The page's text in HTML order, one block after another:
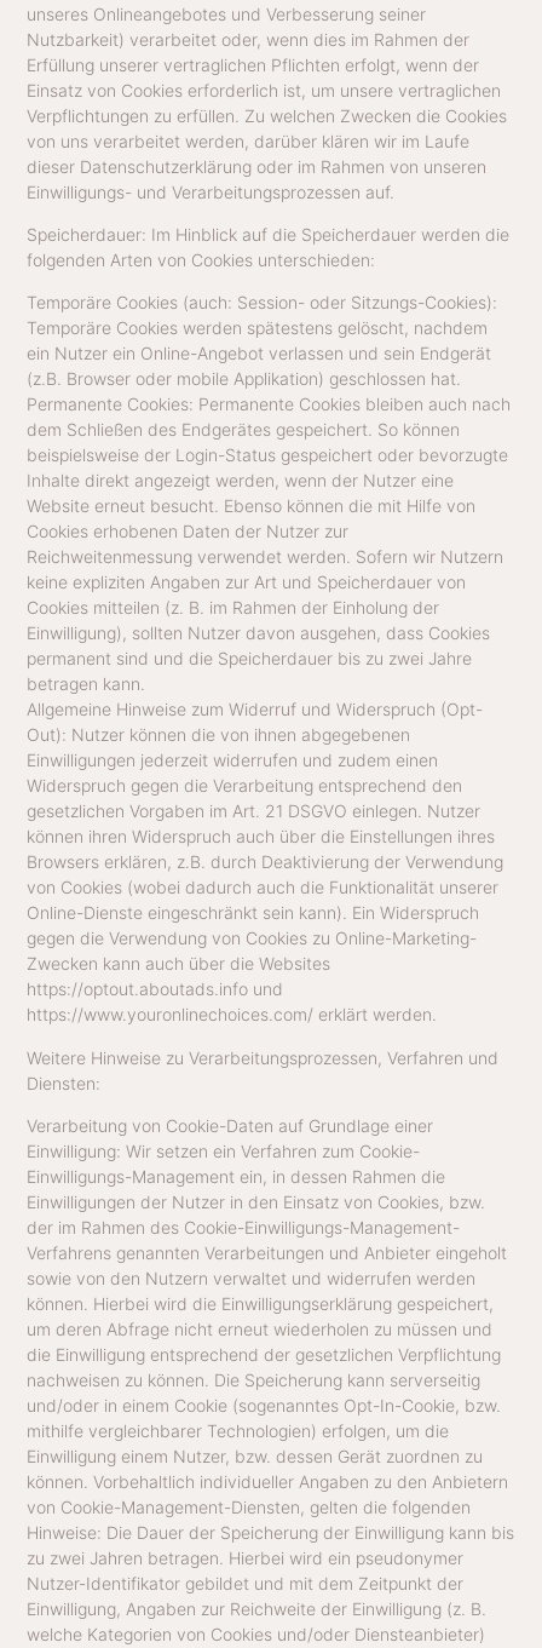
unseres Onlineangebotes und Verbesserung seiner
Nutzbarkeit) verarbeitet oder, wenn dies im Rahmen der
Erfüllung unserer vertraglichen Pflichten erfolgt, wenn der
Einsatz von Cookies erforderlich ist, um unsere vertraglichen
Verpflichtungen zu erfüllen. Zu welchen Zwecken die Cookies
von uns verarbeitet werden, darüber klären wir im Laufe
dieser Datenschutzerklärung oder im Rahmen von unseren
Einwilligungs- und Verarbeitungsprozessen auf.
Speicherdauer: Im Hinblick auf die Speicherdauer werden die
folgenden Arten von Cookies unterschieden:
Temporäre Cookies (auch: Session- oder Sitzungs-Cookies):
Temporäre Cookies werden spätestens gelöscht, nachdem
ein Nutzer ein Online-Angebot verlassen und sein Endgerät
(z.B. Browser oder mobile Applikation) geschlossen hat.
Permanente Cookies: Permanente Cookies bleiben auch nach
dem Schließen des Endgerätes gespeichert. So können
beispielsweise der Login-Status gespeichert oder bevorzugte
Inhalte direkt angezeigt werden, wenn der Nutzer eine
Website erneut besucht. Ebenso können die mit Hilfe von
Cookies erhobenen Daten der Nutzer zur
Reichweitenmessung verwendet werden. Sofern wir Nutzern
keine expliziten Angaben zur Art und Speicherdauer von
Cookies mitteilen (z. B. im Rahmen der Einholung der
Einwilligung), sollten Nutzer davon ausgehen, dass Cookies
permanent sind und die Speicherdauer bis zu zwei Jahre
betragen kann.
Allgemeine Hinweise zum Widerruf und Widerspruch (Opt-
Out): Nutzer können die von ihnen abgegebenen
Einwilligungen jederzeit widerrufen und zudem einen
Widerspruch gegen die Verarbeitung entsprechend den
gesetzlichen Vorgaben im Art. 21 DSGVO einlegen. Nutzer
können ihren Widerspruch auch über die Einstellungen ihres
Browsers erklären, z.B. durch Deaktivierung der Verwendung
von Cookies (wobei dadurch auch die Funktionalität unserer
Online-Dienste eingeschränkt sein kann). Ein Widerspruch
gegen die Verwendung von Cookies zu Online-Marketing-
Zwecken kann auch über die Websites
https://optout.aboutads.info und
https://www.youronlinechoices.com/ erklärt werden.
Weitere Hinweise zu Verarbeitungsprozessen, Verfahren und
Diensten:
Verarbeitung von Cookie-Daten auf Grundlage einer
Einwilligung: Wir setzen ein Verfahren zum Cookie-
Einwilligungs-Management ein, in dessen Rahmen die
Einwilligungen der Nutzer in den Einsatz von Cookies, bzw.
der im Rahmen des Cookie-Einwilligungs-Management-
Verfahrens genannten Verarbeitungen und Anbieter eingeholt
sowie von den Nutzern verwaltet und widerrufen werden
können. Hierbei wird die Einwilligungserklärung gespeichert,
um deren Abfrage nicht erneut wiederholen zu müssen und
die Einwilligung entsprechend der gesetzlichen Verpflichtung
nachweisen zu können. Die Speicherung kann serverseitig
und/oder in einem Cookie (sogenanntes Opt-In-Cookie, bzw.
mithilfe vergleichbarer Technologien) erfolgen, um die
Einwilligung einem Nutzer, bzw. dessen Gerät zuordnen zu
können. Vorbehaltlich individueller Angaben zu den Anbietern
von Cookie-Management-Diensten, gelten die folgenden
Hinweise: Die Dauer der Speicherung der Einwilligung kann bis
zu zwei Jahren betragen. Hierbei wird ein pseudonymer
Nutzer-Identifikator gebildet und mit dem Zeitpunkt der
Einwilligung, Angaben zur Reichweite der Einwilligung (z. B.
welche Kategorien von Cookies und/oder Diensteanbieter)